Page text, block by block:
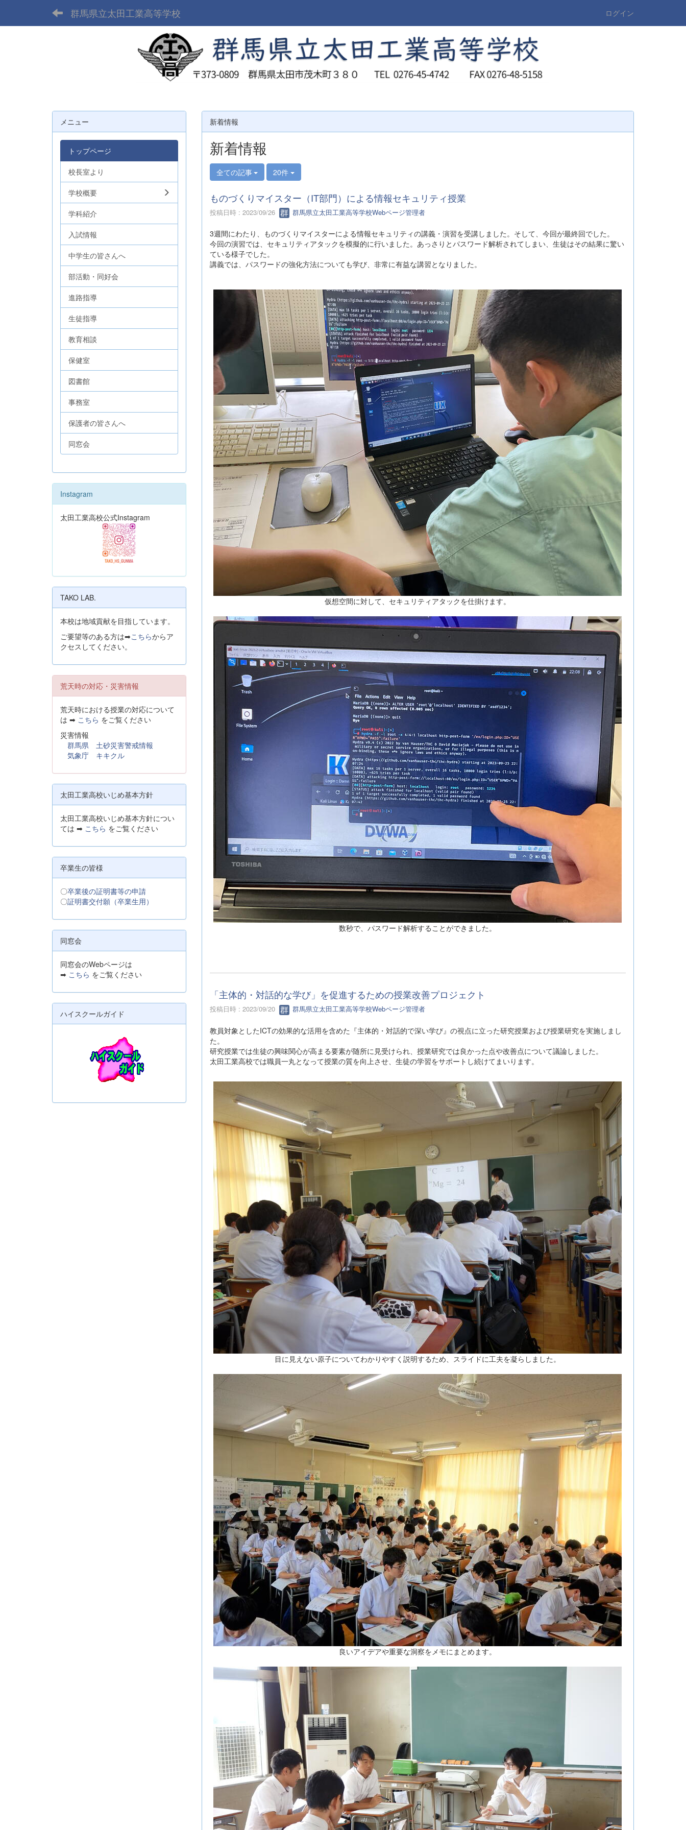
群馬県立太田工業高等学校 ログイン
新着情報
新着情報
全ての記事 20件
ものづくりマイスター（IT部門）による情報セキュリティ授業
投稿日時 : 2023/09/26 群馬県立太田工業高等学校Webページ管理者
3週間にわたり、ものづくりマイスターによる情報セキュリティの講義・演習を受講しました。そして、今回が最終回でした。
今回の演習では、セキュリティアタックを模擬的に行いました。あっさりとパスワード解析されてしまい、生徒はその結果に驚い
ている様子でした。
講義では、パスワードの強化方法についても学び、非常に有益な講習となりました。
仮想空間に対して、セキュリティアタックを仕掛けます。
数秒で、パスワード解析することができました。
「主体的・対話的な学び」を促進するための授業改善プロジェクト
投稿日時 : 2023/09/20 群馬県立太田工業高等学校Webページ管理者
教員対象としたICTの効果的な活用を含めた『主体的・対話的で深い学び』の視点に立った研究授業および授業研究を実施しまし
た。
研究授業では生徒の興味関心が高まる要素が随所に見受けられ、授業研究では良かった点や改善点について議論しました。
太田工業高校では職員一丸となって授業の質を向上させ、生徒の学習をサポートし続けてまいります。
目に見えない原子についてわかりやすく説明するため、スライドに工夫を凝らしました。
良いアイデアや重要な洞察をメモにまとめます。
メニュー
トップページ
校長室より
学校概要
学科紹介
入試情報
中学生の皆さんへ
部活動・同好会
進路指導
生徒指導
教育相談
保健室
図書館
事務室
保護者の皆さんへ
同窓会
Instagram
太田工業高校公式Instagram
TAKO LAB.
本校は地域貢献を目指しています。
ご要望等のある方は➡こちらからア
クセスしてください。
荒天時の対応・災害情報
荒天時における授業の対応について
は ➡ こちら をご覧ください
災害情報
群馬県 土砂災害警戒情報
気象庁 キキクル
太田工業高校いじめ基本方針
太田工業高校いじめ基本方針につい
ては ➡ こちら をご覧ください
卒業生の皆様
〇卒業後の証明書等の申請
〇証明書交付願（卒業生用）
同窓会
同窓会のWebページは
➡ こちら をご覧ください
ハイスクールガイド